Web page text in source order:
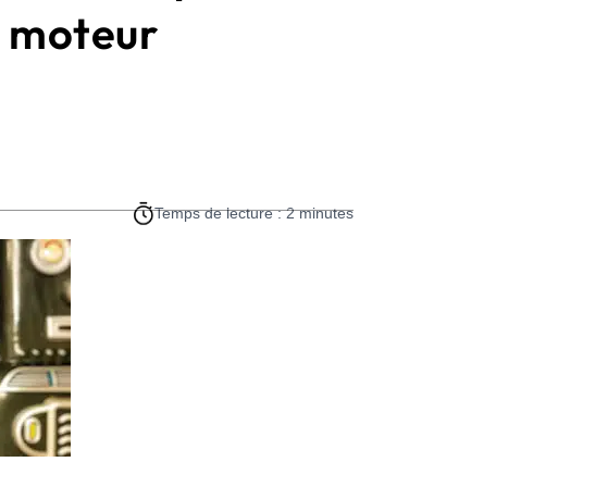
moteur
Temps de lecture : 2 minutes